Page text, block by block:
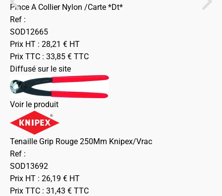
Pince A Collier Nylon /Carte *Dt*
Ref :
SOD12665
Prix HT : 28,21 € HT
Prix TTC : 33,85 € TTC
Diffusé sur le site
Voir le produit
Tenaille Grip Rouge 250Mm Knipex/Vrac
Ref :
SOD13692
Prix HT : 26,19 € HT
Prix TTC : 31,43 € TTC